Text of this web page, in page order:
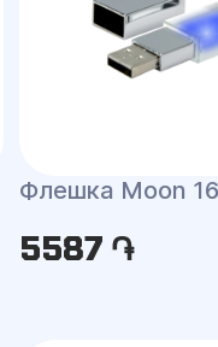
Флешка Moon
5587 ֏